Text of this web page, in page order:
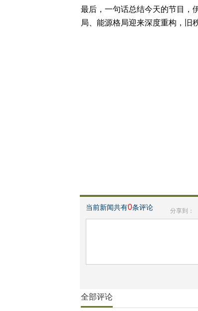
最后，一句话总结今天的节目，
局、能源格局迎来深度重构，旧
当前新闻共有0条评论 分享到：
全部评论